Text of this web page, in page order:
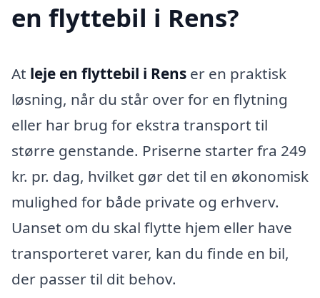
en flyttebil i Rens?
At leje en flyttebil i Rens er en praktisk
løsning, når du står over for en flytning
eller har brug for ekstra transport til
større genstande. Priserne starter fra 249
kr. pr. dag, hvilket gør det til en økonomisk
mulighed for både private og erhverv.
Uanset om du skal flytte hjem eller have
transporteret varer, kan du finde en bil,
der passer til dit behov.